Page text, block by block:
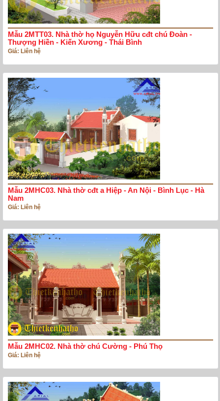
Mẫu 2MTT03. Nhà thờ họ Nguyễn Hữu cđt chú Đoàn -
Thượng Hiền - Kiến Xương - Thái Bình
Giá: Liên hệ
Mẫu 2MHC03. Nhà thờ cđt a Hiệp - An Nội - Bình Lục - Hà
Nam
Giá: Liên hệ
Mẫu 2MHC02. Nhà thờ chú Cường - Phú Thọ
Giá: Liên hệ